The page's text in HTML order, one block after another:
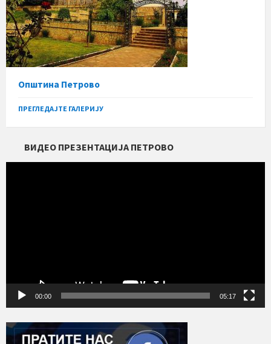
Општина Петрово
ПРЕГЛЕДАЈТЕ ГАЛЕРИЈУ
ВИДЕО ПРЕЗЕНТАЦИЈА ПЕТРОВО
00:00 05:17